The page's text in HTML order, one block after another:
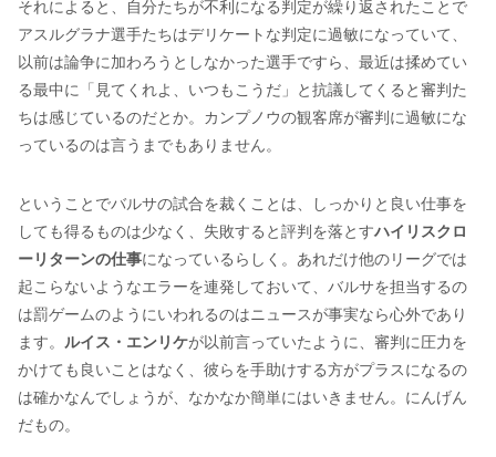
それによると、自分たちが不利になる判定が繰り返されたことで
アスルグラナ選手たちはデリケートな判定に過敏になっていて、
以前は論争に加わろうとしなかった選手ですら、最近は揉めてい
る最中に「見てくれよ、いつもこうだ」と抗議してくると審判た
ちは感じているのだとか。カンプノウの観客席が審判に過敏にな
っているのは言うまでもありません。
ということでバルサの試合を裁くことは、しっかりと良い仕事を
しても得るものは少なく、失敗すると評判を落とすハイリスクロ
ーリターンの仕事になっているらしく。あれだけ他のリーグでは
起こらないようなエラーを連発しておいて、バルサを担当するの
は罰ゲームのようにいわれるのはニュースが事実なら心外であり
ます。 ルイス・エンリケが以前言っていたように、審判に圧力を
かけても良いことはなく、彼らを手助けする方がプラスになるの
は確かなんでしょうが、なかなか簡単にはいきません。にんげん
だもの。